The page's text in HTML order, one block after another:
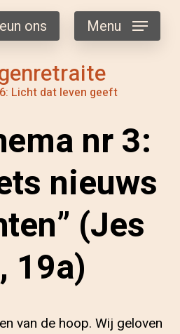
Licht dat leven geeft
ons Menu
nr 3:
nieuws
(Jes
19a)
van de hoop. Wij geloven